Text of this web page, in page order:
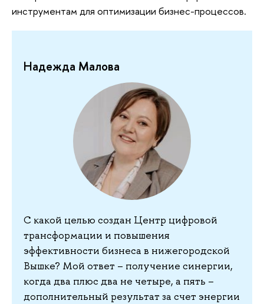
инструментам для оптимизации бизнес-процессов.
Надежда Малова
С какой целью создан Центр цифровой
трансформации и повышения
эффективности бизнеса в нижегородской
Вышке? Мой ответ – получение синергии,
когда два плюс два не четыре, а пять –
дополнительный результат за счет энергии